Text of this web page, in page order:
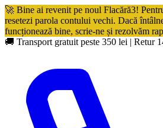
🚀 Bine ai revenit pe noul Flacără3!
resetezi parola contului vechi. Dacă
funcționează bine, scrie-ne și rezolvăm
🚚 Transport gratuit peste 350 lei | Retur